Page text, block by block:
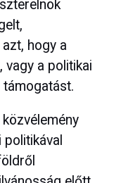
hogy a
vagy a politikai